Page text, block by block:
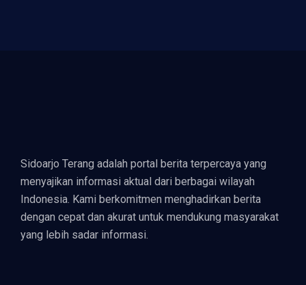
Sidoarjo Terang adalah portal berita terpercaya yang
menyajikan informasi aktual dari berbagai wilayah
Indonesia. Kami berkomitmen menghadirkan berita
dengan cepat dan akurat untuk mendukung masyarakat
yang lebih sadar informasi.